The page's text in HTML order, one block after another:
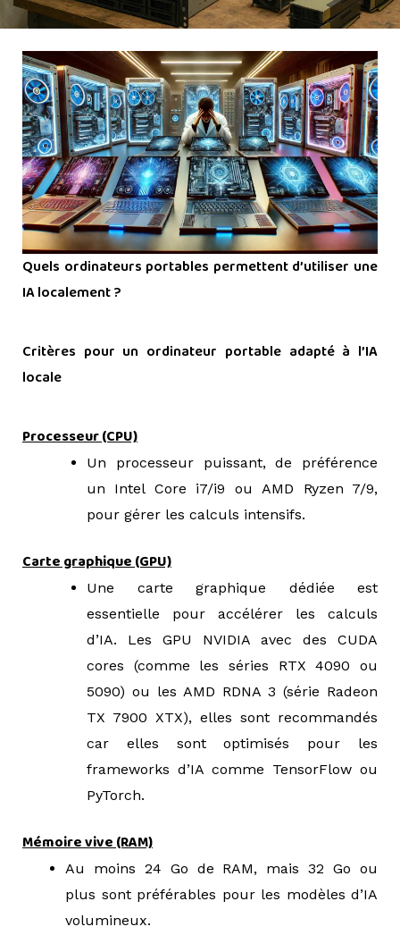
Quels ordinateurs portables permettent d’utiliser une
IA localement ?
Critères pour un ordinateur portable adapté à l’IA
locale
Processeur (CPU)
Un processeur puissant, de préférence
un Intel Core i7/i9 ou AMD Ryzen 7/9,
pour gérer les calculs intensifs.
Carte graphique (GPU)
Une carte graphique dédiée est
essentielle pour accélérer les calculs
d’IA. Les GPU NVIDIA avec des CUDA
cores (comme les séries RTX 4090 ou
5090) ou les AMD RDNA 3 (série Radeon
TX 7900 XTX), elles sont recommandés
car elles sont optimisés pour les
frameworks d’IA comme TensorFlow ou
PyTorch.
Mémoire vive (RAM)
Au moins 24 Go de RAM, mais 32 Go ou
plus sont préférables pour les modèles d’IA
volumineux.